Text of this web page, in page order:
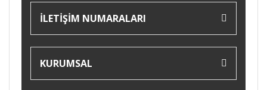
İLETİŞİM NUMARALARI
KURUMSAL